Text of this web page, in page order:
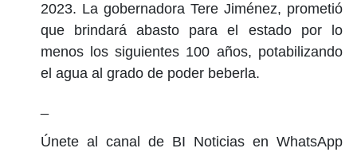
2023. La gobernadora Tere Jiménez, prometió
que brindará abasto para el estado por lo
menos los siguientes 100 años, potabilizando
el agua al grado de poder beberla.
Únete al canal de BI Noticias en WhatsApp